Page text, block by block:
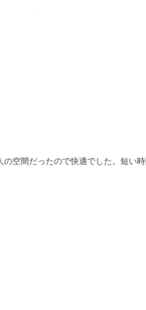
空間だったので快適でした。短い